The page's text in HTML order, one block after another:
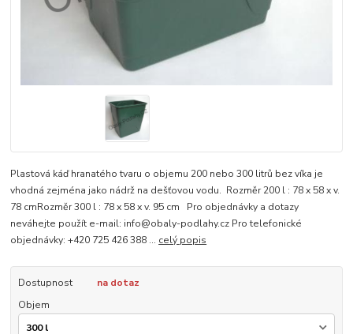
Plastová káď hranatého tvaru o objemu 200 nebo 300 litrů bez víka je
vhodná zejména jako nádrž na dešťovou vodu. Rozměr 200 l : 78 x 58 x v.
78 cmRozměr 300 l : 78 x 58 x v. 95 cm Pro objednávky a dotazy
neváhejte použít e-mail: info@obaly-podlahy.cz Pro telefonické
objednávky: +420 725 426 388 ... celý popis
Dostupnost
na dotaz
Objem